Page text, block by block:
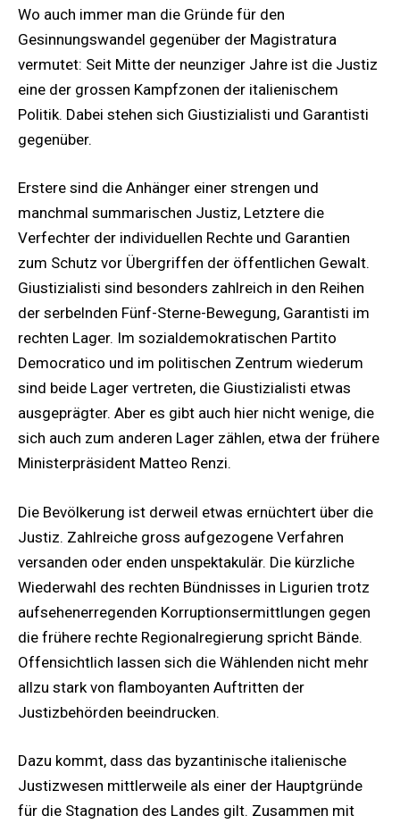
Wo auch immer man die Gründe für den
Gesinnungswandel gegenüber der Magistratura
vermutet: Seit Mitte der neunziger Jahre ist die Justiz
eine der grossen Kampfzonen der italienischem
Politik. Dabei stehen sich Giustizialisti und Garantisti
gegenüber.
Erstere sind die Anhänger einer strengen und
manchmal summarischen Justiz, Letztere die
Verfechter der individuellen Rechte und Garantien
zum Schutz vor Übergriffen der öffentlichen Gewalt.
Giustizialisti sind besonders zahlreich in den Reihen
der serbelnden Fünf-Sterne-Bewegung, Garantisti im
rechten Lager. Im sozialdemokratischen Partito
Democratico und im politischen Zentrum wiederum
sind beide Lager vertreten, die Giustizialisti etwas
ausgeprägter. Aber es gibt auch hier nicht wenige, die
sich auch zum anderen Lager zählen, etwa der frühere
Ministerpräsident Matteo Renzi.
Die Bevölkerung ist derweil etwas ernüchtert über die
Justiz. Zahlreiche gross aufgezogene Verfahren
versanden oder enden unspektakulär. Die kürzliche
Wiederwahl des rechten Bündnisses in Ligurien trotz
aufsehenerregenden Korruptionsermittlungen gegen
die frühere rechte Regionalregierung spricht Bände.
Offensichtlich lassen sich die Wählenden nicht mehr
allzu stark von flamboyanten Auftritten der
Justizbehörden beeindrucken.
Dazu kommt, dass das byzantinische italienische
Justizwesen mittlerweile als einer der Hauptgründe
für die Stagnation des Landes gilt. Zusammen mit